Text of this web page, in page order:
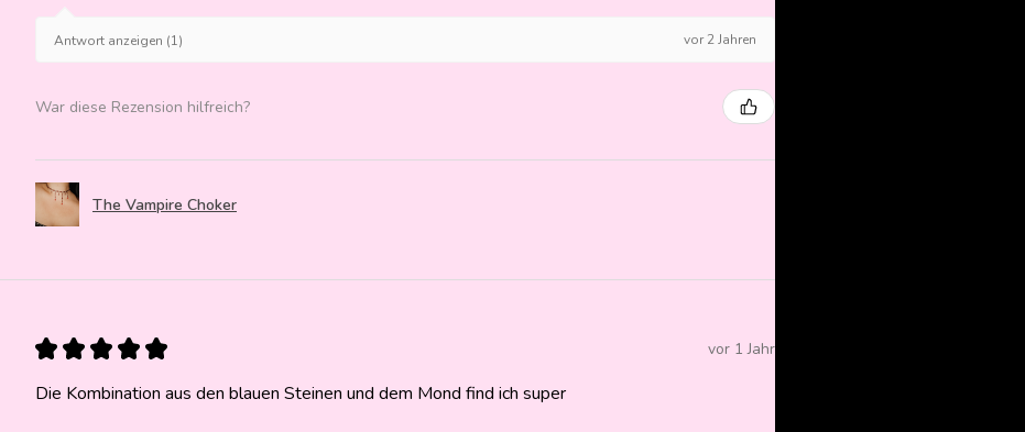
Antwort anzeigen (1) vor 2 Jahren
War diese Rezension hilfreich?
The Vampire Choker
★ ★ ★ ★ ★ vor 1 Jahr
Die Kombination aus den blauen Steinen und dem Mond find ich super